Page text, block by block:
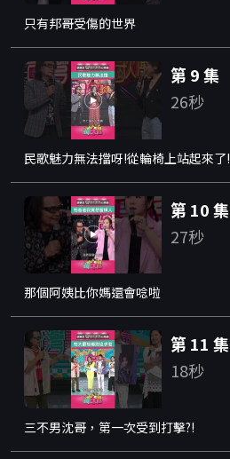
只有邦哥受傷的世界
第 9 集
26秒
民歌魅力無法擋呀!從輪椅上站起來了!
第 10 集
27秒
那個阿姨比你媽還會唸啦
第 11 集
18秒
三不男沈哥，第一次受到打擊?!